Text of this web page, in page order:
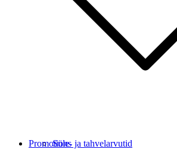
Süle- ja tahvelarvutid
Promotions